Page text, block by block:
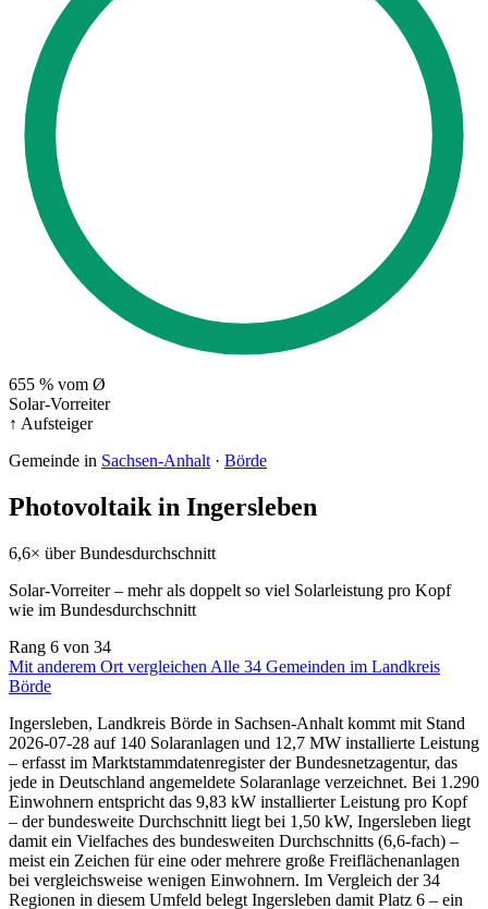
655 % vom Ø
Solar-Vorreiter
↑ Aufsteiger
Gemeinde in Sachsen-Anhalt · Börde
Photovoltaik in Ingersleben
6,6× über Bundesdurchschnitt
Solar-Vorreiter – mehr als doppelt so viel Solarleistung pro Kopf
wie im Bundesdurchschnitt
Rang 6 von 34
Mit anderem Ort vergleichen Alle 34 Gemeinden im Landkreis
Börde
Ingersleben, Landkreis Börde in Sachsen-Anhalt kommt mit Stand
2026-07-28 auf 140 Solaranlagen und 12,7 MW installierte Leistung
– erfasst im Marktstammdatenregister der Bundesnetzagentur, das
jede in Deutschland angemeldete Solaranlage verzeichnet. Bei 1.290
Einwohnern entspricht das 9,83 kW installierter Leistung pro Kopf
– der bundesweite Durchschnitt liegt bei 1,50 kW, Ingersleben liegt
damit ein Vielfaches des bundesweiten Durchschnitts (6,6-fach) –
meist ein Zeichen für eine oder mehrere große Freiflächenanlagen
bei vergleichsweise wenigen Einwohnern. Im Vergleich der 34
Regionen in diesem Umfeld belegt Ingersleben damit Platz 6 – ein